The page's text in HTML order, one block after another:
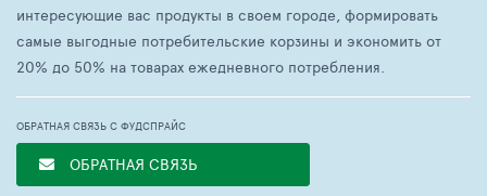
интересующие вас продукты в своем городе, формировать
самые выгодные потребительские корзины и экономить от
20% до 50% на товарах ежедневного потребления.
ОБРАТНАЯ СВЯЗЬ С ФУДСПРАЙС
ОБРАТНАЯ СВЯЗЬ